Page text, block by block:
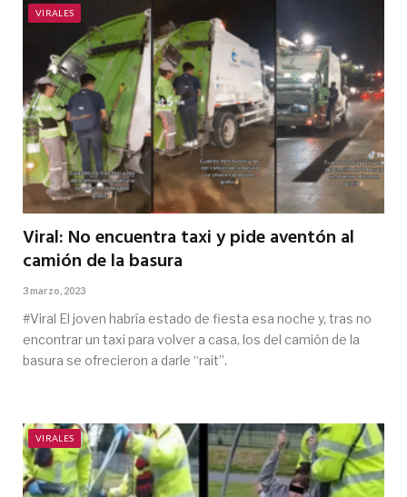
VIRALES
Viral: No encuentra taxi y pide aventón al
camión de la basura
3 marzo, 2023
#Viral El joven habría estado de fiesta esa noche y, tras no
encontrar un taxi para volver a casa, los del camión de la
basura se ofrecieron a darle “rait”.
VIRALES